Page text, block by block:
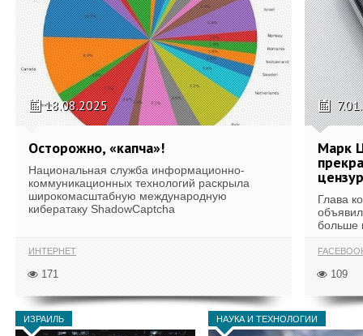
18.08.2025
Осторожно, «капча»!
Национальная служба информационно-
коммуникационных технологий раскрыла
широкомасштабную международную
кибератаку ShadowCaptcha
ИНТЕРНЕТ
171
Марк
Глава
больше
109
ИЗРАИЛЬ НАУКА И ТЕХНОЛОГИИ